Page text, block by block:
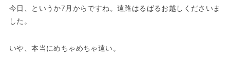
今日、というか7月からですね。遠路はるばるお越しくださいま
した。
いや、本当にめちゃめちゃ遠い。